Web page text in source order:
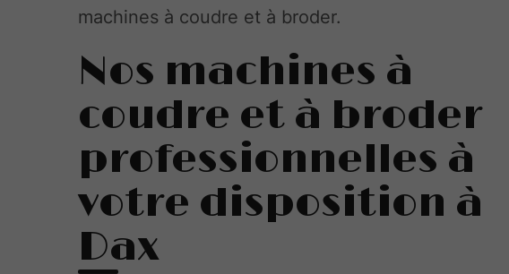
machines à coudre et à broder.
Nos machines à
coudre et à broder
professionnelles à
votre disposition à
Dax